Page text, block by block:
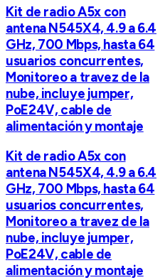
Kit de radio A5x con
antena N545X4, 4.9 a 6.4
GHz, 700 Mbps, hasta 64
usuarios concurrentes,
Monitoreo a travez de la
nube, incluye jumper,
PoE24V, cable de
alimentación y montaje
Kit de radio A5x con
antena N545X4, 4.9 a 6.4
GHz, 700 Mbps, hasta 64
usuarios concurrentes,
Monitoreo a travez de la
nube, incluye jumper,
PoE24V, cable de
alimentación y montaje